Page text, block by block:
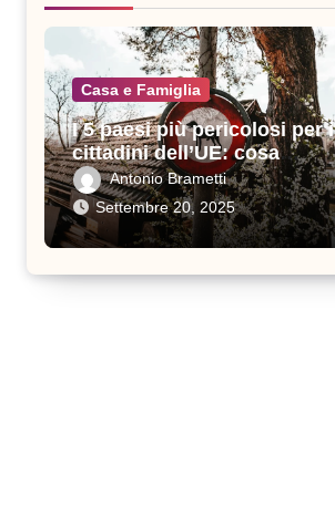
Casa e Famiglia
I 5 paesi più pericolosi per i
cittadini dell’UE: cosa
sapere prima di viaggiare
Antonio Brametti
Settembre 20, 2025